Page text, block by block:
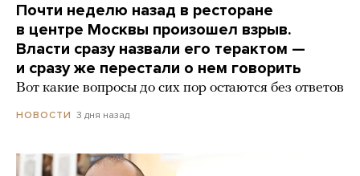
Почти неделю назад в ресторане
в центре Москвы произошел взрыв.
Власти сразу назвали его терактом —
и сразу же перестали о нем говорить
Вот какие вопросы до сих пор остаются без ответов
НОВОСТИ 3 дня назад